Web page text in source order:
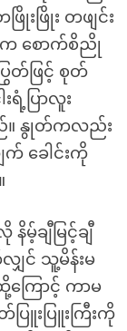
းဖြိုး တဖျင်း
က စောက်စိညို
ြွတ်ဖြင့် စုတ်
ပြာလူး
။ နွုတ်ကလည်း
ခေါင်းကို
မ့်ချီမြင့်ချီ
ျှင် သူ့မိန်းမ
ြောင့် ကာမ
ြူးပြူးကြီးကို